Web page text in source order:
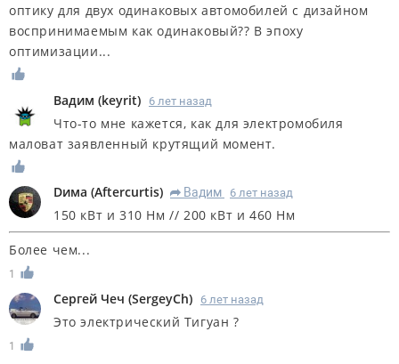
оптику для двух одинаковых автомобилей с дизайном
воспринимаемым как одинаковый?? В эпоху
оптимизации...
Вадим (keyrit) 6 лет назад
Что-то мне кажется, как для электромобиля
маловат заявленный крутящий момент.
Dима (Aftercurtis) R Вадим 6 лет назад
150 кВт и 310 Нм // 200 кВт и 460 Нм
Более чем...
1
Сергей Чеч (SergeyCh) 6 лет назад
Это электрический Тигуан ?
1